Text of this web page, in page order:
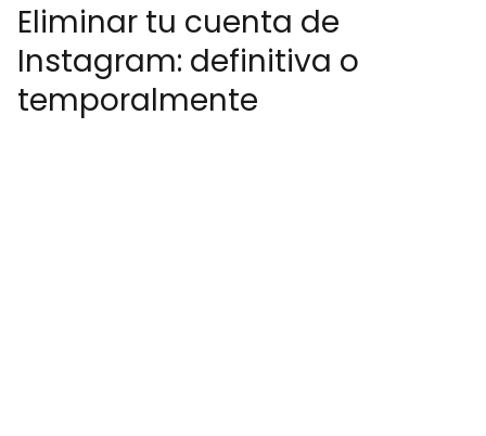
Eliminar tu cuenta de
Instagram: definitiva o
temporalmente